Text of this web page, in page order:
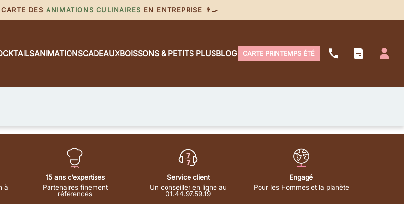
DES ANIMATIONS CULINAIRES EN ENTREPRISE 👨‍🍳
ANIMATIONSCADEAUXBOISSONS & PETITS PLUSBLOG CARTE PRINTEMPS ÉTÉ
à
15 ans d’expertises
Partenaires finement
référencés
Service client
Un conseiller en ligne au
01.44.97.59.19
Engagé
Pour les Hommes et la planète